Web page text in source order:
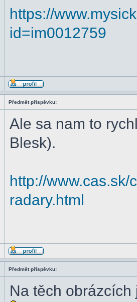
https://
id=im0012759
Předmět příspěvku:
Ale sa nam to
Blesk).
http://
radary.html
Předmět příspěvku:
Na těch